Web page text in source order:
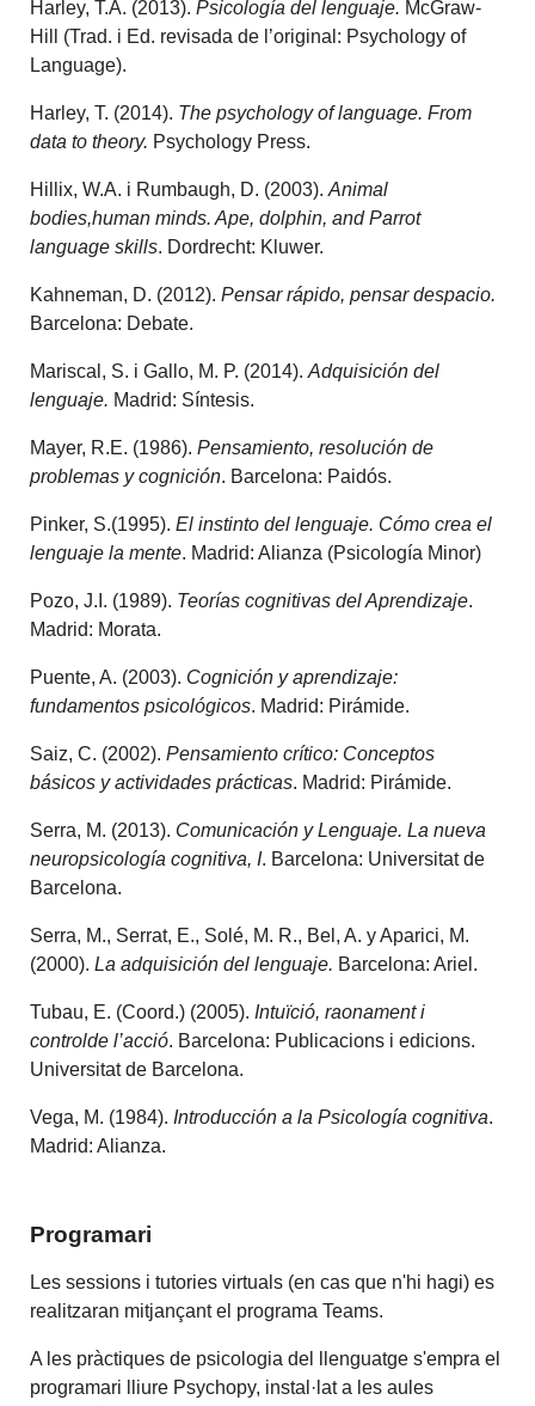
Harley, T.A. (2013).Psicología del lenguaje. McGraw-
Hill (Trad. i Ed. revisada de l’original: Psychology of
Language).
Harley, T. (2014). The psychology of language. From
data to theory. Psychology Press.
Hillix, W.A. i Rumbaugh, D. (2003).Animal
bodies,human minds. Ape, dolphin, and Parrot
language skills. Dordrecht: Kluwer.
Kahneman, D. (2012).Pensar rápido, pensar despacio.
Barcelona: Debate.
Mariscal, S. i Gallo, M. P. (2014).Adquisición del
lenguaje. Madrid: Síntesis.
Mayer, R.E. (1986). Pensamiento, resolución de
problemas y cognición. Barcelona: Paidós.
Pinker, S.(1995). El instinto del lenguaje. Cómo crea el
lenguaje la mente. Madrid: Alianza (Psicología Minor)
Pozo, J.I. (1989). Teorías cognitivas del Aprendizaje.
Madrid: Morata.
Puente, A. (2003). Cognición y aprendizaje:
fundamentos psicológicos. Madrid: Pirámide.
Saiz, C. (2002).Pensamiento crítico: Conceptos
básicos y actividadesprácticas. Madrid: Pirámide.
Serra, M. (2013). Comunicación y Lenguaje. La nueva
neuropsicología cognitiva, I. Barcelona: Universitat de
Barcelona.
Serra, M., Serrat, E., Solé, M. R., Bel, A. y Aparici, M.
(2000).La adquisición del lenguaje. Barcelona: Ariel.
Tubau, E. (Coord.) (2005). Intuïció, raonament i
controlde l’acció. Barcelona: Publicacions i edicions.
Universitat de Barcelona.
Vega, M. (1984). Introducción a la Psicología cognitiva.
Madrid: Alianza.
Programari
Les sessions i tutories virtuals (en cas que n'hi hagi) es
realitzaran mitjançant el programa Teams.
A les pràctiques de psicologia del llenguatge s'empra el
programari lliure Psychopy, instal·lat a les aules